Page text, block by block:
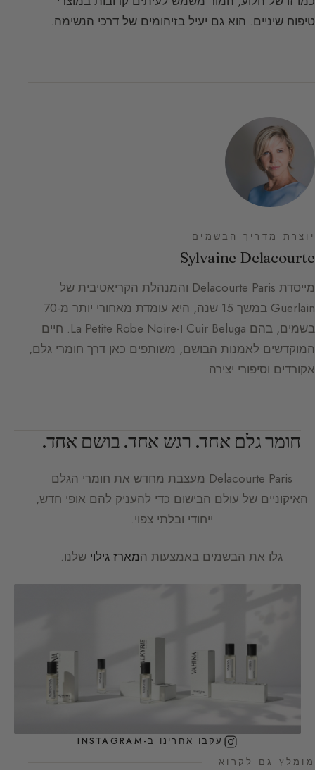
טיפוח שיניים. הוא גם יעיל בזיהומים של דרכי הנשימה.
יוצרת מדריך הבשמים
Sylvaine Delacourte
מייסדת Delacourte Paris והמנהלת הקריאטיבית של
Guerlain במשך 15 שנה, היא עומדת מאחורי יותר מ-70
בשמים, בהם Cuir Beluga ו-La Petite Robe Noire. חיים
המוקדשים לאמנות הבושם, משותפים כאן דרך חומרי גלם,
אקורדים וסיפורי יצירה.
חומר גלם אחד. רגש אחד. בושם אחד.
Delacourte Paris מעצבת מחדש את חומרי הגלם
האיקוניים של עולם הבישום כדי להעניק להם אופי חדש,
ייחודי ובלתי צפוי.
גלו את הבשמים באמצעות המארז גילוי שלנו.
עקבו אחרינו ב-INSTAGRAM
מומלץ גם לקרוא